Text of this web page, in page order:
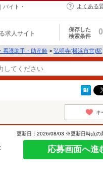
イト・
よくある
求人サイト
保存した
検索条件
0
看護助手・助産師 > 弘明寺(横浜市営)駅
キ
更新日：2026/08/03 ※更新日時点の
応募画面へ進